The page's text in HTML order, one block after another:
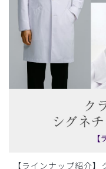
【ラインナップ紹介